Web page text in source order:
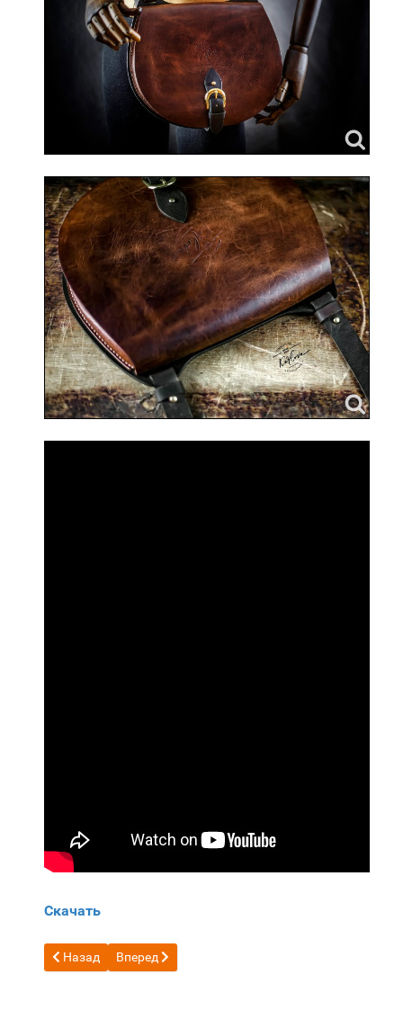
Скачать
Предыдущий: Бесплатная выкройка поясная сумка банан
Назад Следующий: Бесплатная выкройка Мини
Вперед